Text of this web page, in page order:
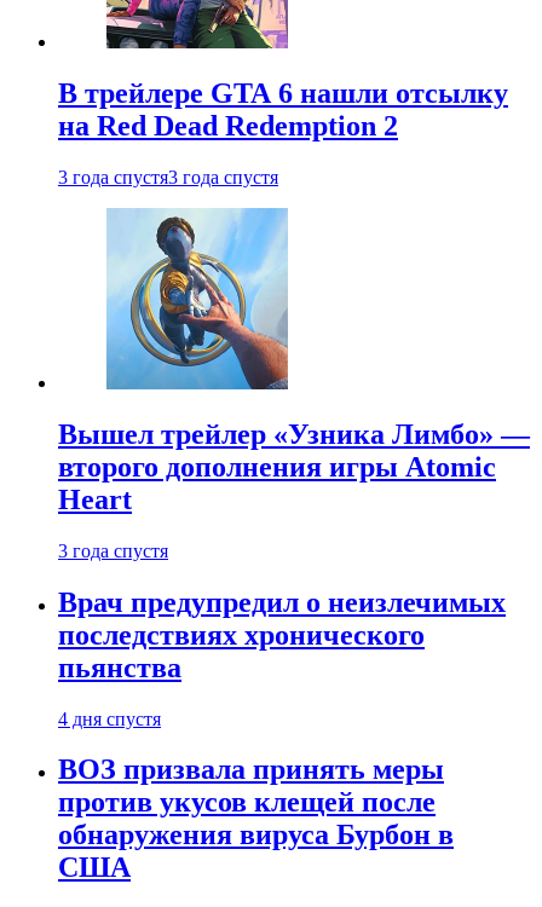
В трейлере GTA 6 нашли отсылку
на Red Dead Redemption 2
3 года спустя3 года спустя
Вышел трейлер «Узника Лимбо» —
второго дополнения игры Atomic
Heart
3 года спустя
Врач предупредил о неизлечимых
последствиях хронического
пьянства
4 дня спустя
ВОЗ призвала принять меры
против укусов клещей после
обнаружения вируса Бурбон в
США